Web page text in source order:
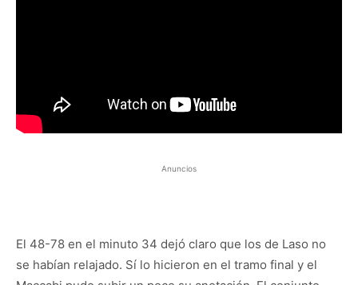
Anuncios
El 48-78 en el minuto 34 dejó claro que los de Laso no
se habían relajado. Sí lo hicieron en el tramo final y el